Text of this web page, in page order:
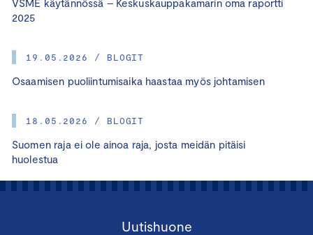
VSME käytännössä – Keskuskauppakamarin oma raportti
2025
19.05.2026 / BLOGIT
Osaamisen puoliintumisaika haastaa myös johtamisen
18.05.2026 / BLOGIT
Suomen raja ei ole ainoa raja, josta meidän pitäisi
huolestua
Uutishuone